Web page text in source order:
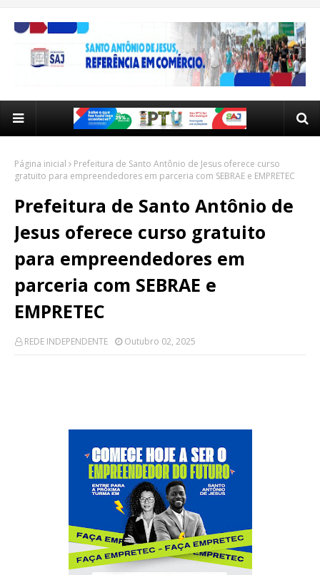
Página inicial
Prefeitura de Santo Antônio de Jesus oferece curso
gratuito para empreendedores em parceria com SEBRAE e EMPRETEC
Prefeitura de Santo Antônio de
Jesus oferece curso gratuito
para empreendedores em
parceria com SEBRAE e
EMPRETEC
REDE INDEPENDENTE Outubro 02, 2025